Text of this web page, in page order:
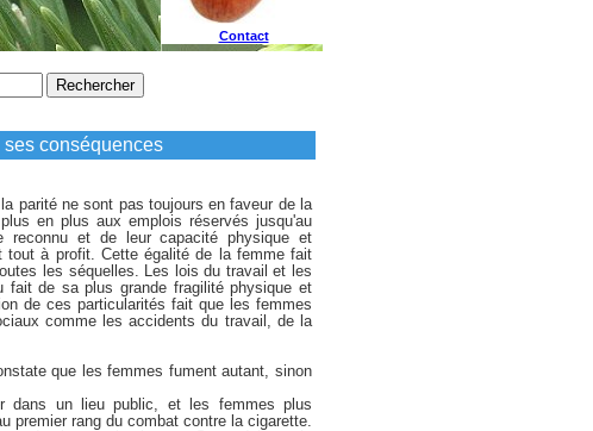
Contact
conséquences
parité ne sont pas toujours en faveur de la
en plus aux emplois réservés jusqu'au
et de leur capacité physique et
à profit. Cette égalité de la femme fait
les séquelles. Les lois du travail et les
fait de sa plus grande fragilité physique et
de ces particularités fait que les femmes
comme les accidents du travail, de la
que les femmes fument autant, sinon
dans un lieu public, et les femmes plus
premier rang du combat contre la cigarette.